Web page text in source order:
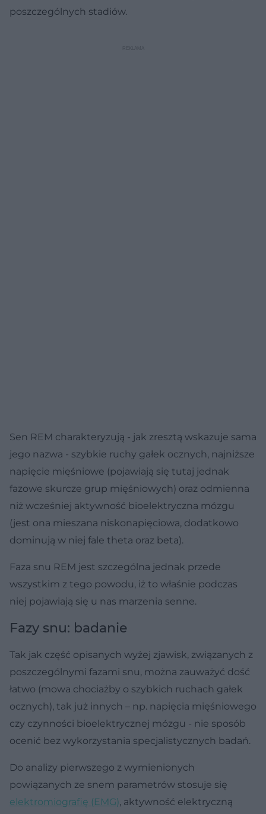
poszczególnych stadiów.
Sen REM charakteryzują - jak zresztą wskazuje sama
jego nazwa - szybkie ruchy gałek ocznych, najniższe
napięcie mięśniowe (pojawiają się tutaj jednak
fazowe skurcze grup mięśniowych) oraz odmienna
niż wcześniej aktywność bioelektryczna mózgu
(jest ona mieszana niskonapięciowa, dodatkowo
dominują w niej fale theta oraz beta).
Faza snu REM jest szczególna jednak przede
wszystkim z tego powodu, iż to właśnie podczas
niej pojawiają się u nas marzenia senne.
Fazy snu: badanie
Tak jak część opisanych wyżej zjawisk, związanych z
poszczególnymi fazami snu, można zauważyć dość
łatwo (mowa chociażby o szybkich ruchach gałek
ocznych), tak już innych – np. napięcia mięśniowego
czy czynności bioelektrycznej mózgu - nie sposób
ocenić bez wykorzystania specjalistycznych badań.
Do analizy pierwszego z wymienionych
powiązanych ze snem parametrów stosuje się
elektromiografię (EMG), aktywność elektryczną